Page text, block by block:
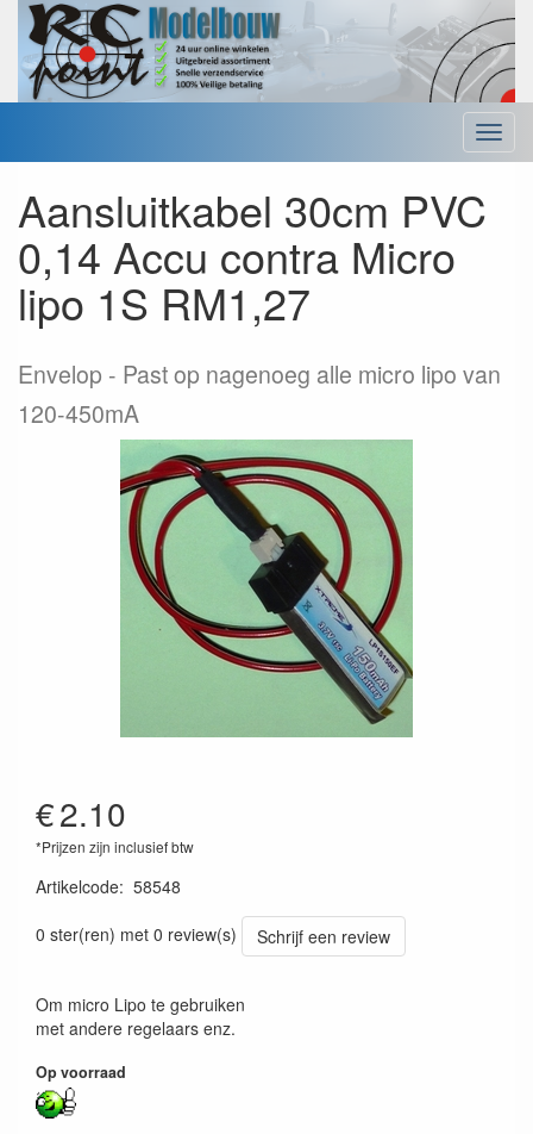
Menu
Aansluitkabel 30cm PVC
0,14 Accu contra Micro
lipo 1S RM1,27
Envelop
Past op nagenoeg alle micro lipo van
120-450mA
€2.10
*Prijzen zijn inclusief btw
Artikelcode: 58548
0 ster(ren) met 0 review(s)
Schrijf een review
Om micro Lipo te gebruiken
met andere regelaars enz.
Op voorraad